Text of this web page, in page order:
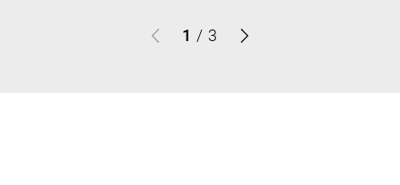
1 / 3